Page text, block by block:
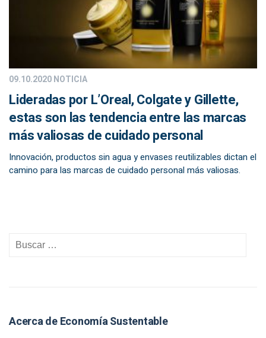
09.10.2020NOTICIA
Lideradas por L’Oreal, Colgate y Gillette,
estas son las tendencia entre las marcas
más valiosas de cuidado personal
Innovación, productos sin agua y envases reutilizables dictan el
camino para las marcas de cuidado personal más valiosas.
Acerca de Economía Sustentable